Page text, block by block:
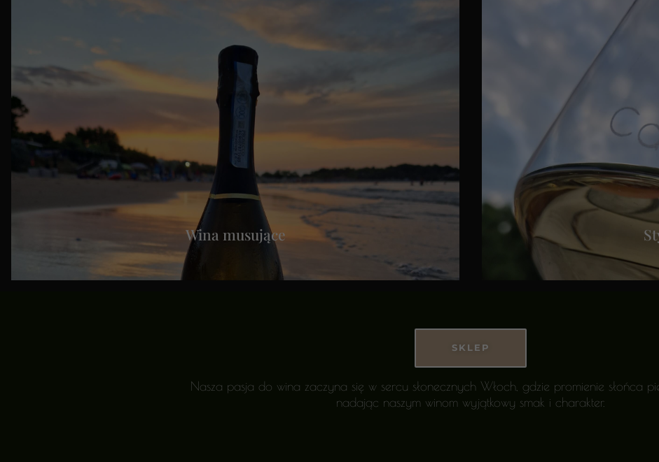
Wina musujące
SKLEP
Nasza pasja do wina zaczyna się w sercu słonecznych Włoch, gdzie promienie słońca
nadając naszym winom wyjątkowy smak i charakter.